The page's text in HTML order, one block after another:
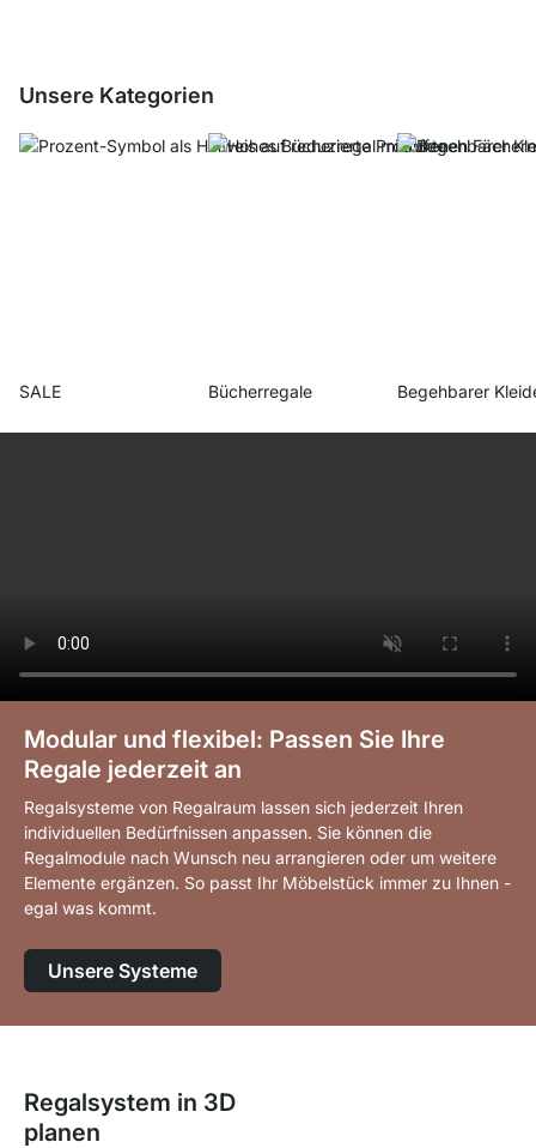
Unsere Kategorien
SALE Bücherregale Begehbarer
Modular und flexibel: Passen Sie Ihre
Regale jederzeit an
Regalsysteme von Regalraum lassen sich jederzeit Ihren
individuellen Bedürfnissen anpassen. Sie können die
Regalmodule nach Wunsch neu arrangieren oder um weitere
Elemente ergänzen. So passt Ihr Möbelstück immer zu Ihnen -
egal was kommt.
Unsere Systeme
Regalsystem in 3D
planen